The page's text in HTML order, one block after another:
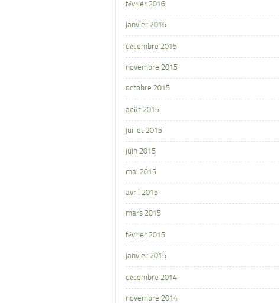
février 2016
janvier 2016
décembre 2015
novembre 2015
octobre 2015
août 2015
juillet 2015
juin 2015
mai 2015
avril 2015
mars 2015
février 2015
janvier 2015
décembre 2014
novembre 2014